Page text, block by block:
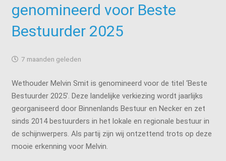
genomineerd voor Beste
Bestuurder 2025
7 maanden geleden
Wethouder Melvin Smit is genomineerd voor de titel ‘Beste
Bestuurder 2025’. Deze landelijke verkiezing wordt jaarlijks
georganiseerd door Binnenlands Bestuur en Necker en zet
sinds 2014 bestuurders in het lokale en regionale bestuur in
de schijnwerpers. Als partij zijn wij ontzettend trots op deze
mooie erkenning voor Melvin.